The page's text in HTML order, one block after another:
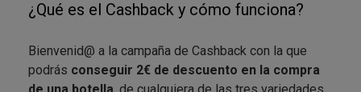
¿Qué es el Cashback y cómo funciona?
Bienvenid@ a la campaña de Cashback con la que
podrás conseguir 2€ de descuento en la compra
de una botella, de cualquiera de las tres variedades,